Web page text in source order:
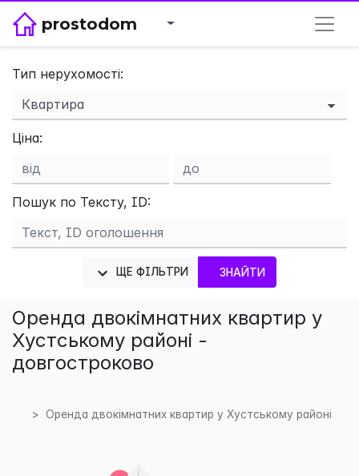
prostodom
Тип нерухомості:
Ціна:
Пошук по Тексту, ID:
ЩЕ ФІЛЬТРИ ЗНАЙТИ
Оренда двокімнатних квартир у
Хустському районі -
довгостроково
Оренда двокімнатних квартир у Хустському районі
×